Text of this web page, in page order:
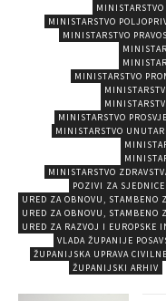
MINISTARSTVO
MINISTARSTVO
MINISTARSTVO
MINISTARSTVO
MINISTARSTVO
MINISTARSTVO
POZIVI ZA SJEDNICE
URED ZA OBNOVU, STAMBENO
URED ZA OBNOVU, STAMBENO
URED ZA RAZVOJ I EUROPSKE
VLADA ŽUPANIJE
ŽUPANIJSKA UPRAVA
ŽUPANIJSKI ARHIV